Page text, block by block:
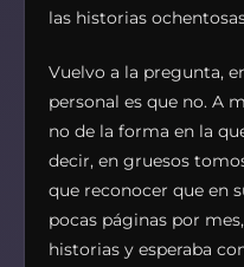
las historias
Vuelvo a la pregunta,
personal es que no. A
no de la forma en la
decir, en gruesos
que reconocer que en
pocas páginas por
historias y esperaba